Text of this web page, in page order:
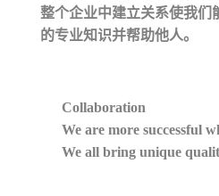
整个企业中建立关系使我们
的专业知识并帮助他人。
Collaboration
We are more successful
We all bring unique